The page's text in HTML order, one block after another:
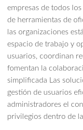
empresas de todos
de herramientas de
las organizaciones
espacio de trabajo y
usuarios, coordinan
fomentan la
simplificada Las
gestión de usuarios
administradores el
privilegios dentro de